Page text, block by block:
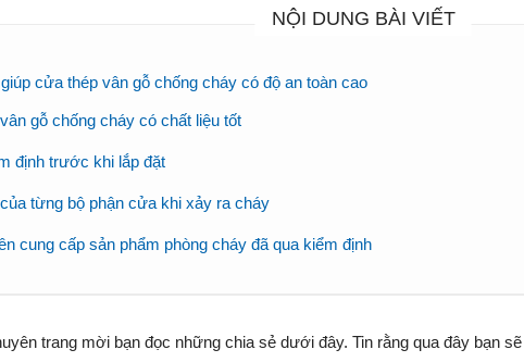
NỘI DUNG BÀI VIẾT
cửa thép vân gỗ chống cháy có độ an toàn cao
gỗ chống cháy có chất liệu tốt
định trước khi lắp đặt
từng bộ phận cửa khi xảy ra cháy
cung cấp sản phẩm phòng cháy đã qua kiểm định
trang mời bạn đọc những chia sẻ dưới đây. Tin rằng qua đây bạn